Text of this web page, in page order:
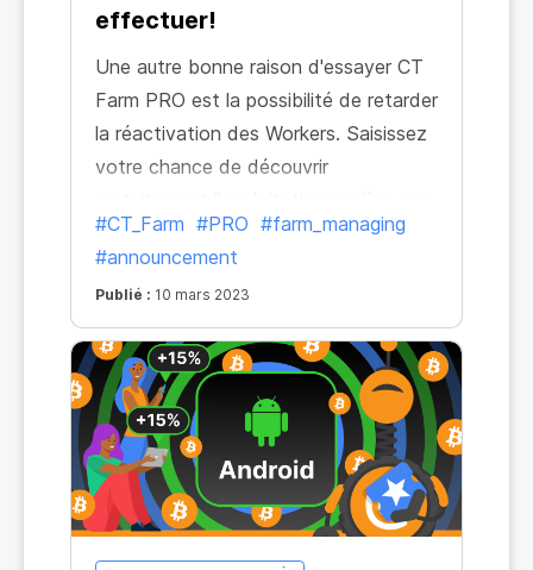
effectuer!
Une autre bonne raison d'essayer CT
Farm PRO est la possibilité de retarder
la réactivation des Workers. Saisissez
votre chance de découvrir
gratuitement l'exploitation minière, une
chance qui vous fera gagner du temps
!
#CT_Farm #PRO #farm_managing
#announcement
Publié : 10 mars 2023